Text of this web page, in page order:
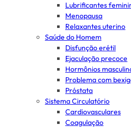
Lubrificantes
Menopausa
Relaxantes uterino
Saúde do Homem
Disfunção erétil
Ejaculação precoce
Hormônios
Problema com
Próstata
Sistema Circulatório
Cardiovasculares
Coagulação